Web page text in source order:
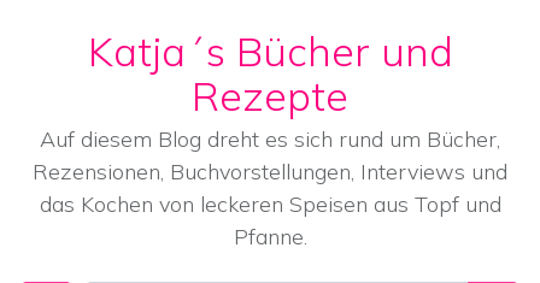
Skip to content
Katja´s Bücher und
Rezepte
Auf diesem Blog dreht es sich rund um Bücher,
Rezensionen, Buchvorstellungen, Interviews und
das Kochen von leckeren Speisen aus Topf und
Pfanne.